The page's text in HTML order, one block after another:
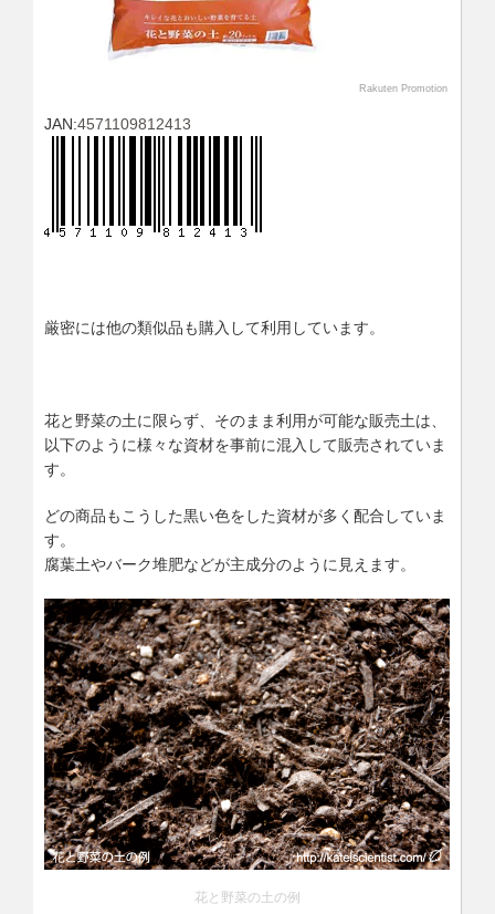
Rakuten Promotion
JAN:4571109812413
厳密には他の類似品も購入して利用しています。
花と野菜の土に限らず、そのまま利用が可能な販売土は、
以下のように様々な資材を事前に混入して販売されていま
す。
どの商品もこうした黒い色をした資材が多く配合していま
す。
腐葉土やバーク堆肥などが主成分のように見えます。
花と野菜の土の例